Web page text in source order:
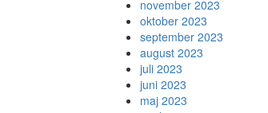
november 2023
oktober 2023
september 2023
august 2023
juli 2023
juni 2023
maj 2023